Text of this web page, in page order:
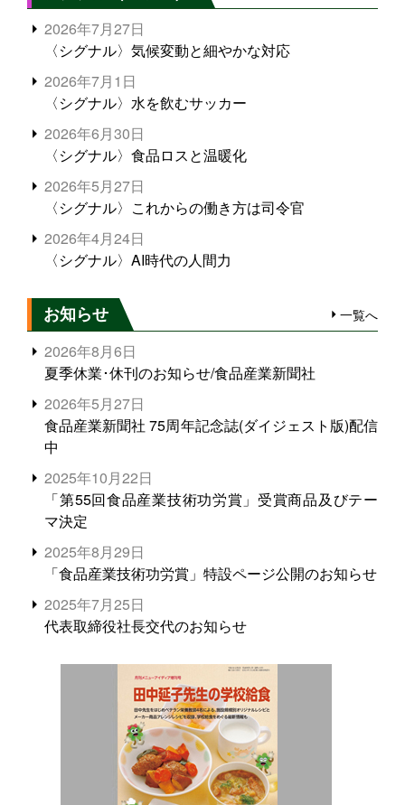
2026年7月27日
〈シグナル〉気候変動と細やかな対応
2026年7月1日
〈シグナル〉水を飲むサッカー
2026年6月30日
〈シグナル〉食品ロスと温暖化
2026年5月27日
〈シグナル〉これからの働き方は司令官
2026年4月24日
〈シグナル〉AI時代の人間力
お知らせ 一覧へ
2026年8月6日
夏季休業･休刊のお知らせ/食品産業新聞社
2026年5月27日
食品産業新聞社 75周年記念誌(ダイジェスト版)配信
中
2025年10月22日
「第55回食品産業技術功労賞」受賞商品及びテー
マ決定
2025年8月29日
「食品産業技術功労賞」特設ページ公開のお知らせ
2025年7月25日
代表取締役社長交代のお知らせ